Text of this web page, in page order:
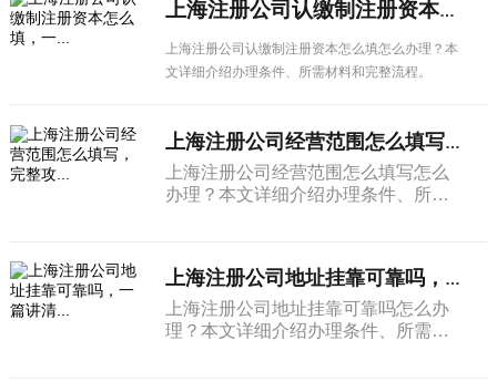
上海注册公司认缴制注册资本怎么填，一...
上海注册公司认缴制注册资本怎么填怎么办理？本
文详细介绍办理条件、所需材料和完整流程。
上海注册公司经营范围怎么填写，完整攻...
上海注册公司经营范围怎么填写怎么
办理？本文详细介绍办理条件、所需
上海注册公司地址挂靠可靠吗，一篇讲清...
上海注册公司地址挂靠可靠吗怎么办
理？本文详细介绍办理条件、所需材